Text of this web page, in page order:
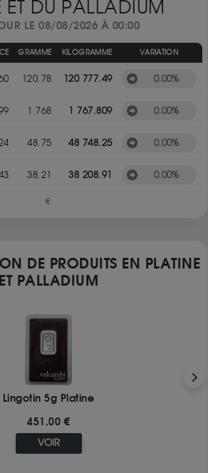
ET DU PALLADIUM
LE 08/08/2026 À 00:00
GRAMME KILOGRAMME VARIATION
120.78 120 777.49 0.00%
1.768 1 767.809 0.00%
48.75 48 748.25 0.00%
38.21 38 208.91 0.00%
€
DE PRODUITS EN PLATINE
ET PALLADIUM
Lingotin 5g Platine
451.00 €
VOIR